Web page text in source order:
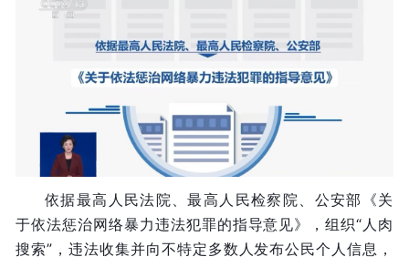
依据最高人民法院、最高人民检察院、公安部《关
于依法惩治网络暴力违法犯罪的指导意见》，组织“人肉
搜索”，违法收集并向不特定多数人发布公民个人信息，